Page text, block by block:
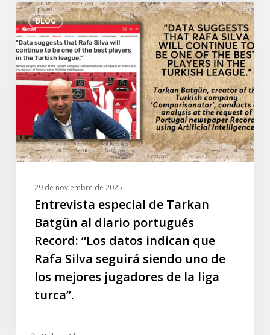
BLOG
Entrevista
especial
de
Tarkan
Batgün
al
portugués
Record:
“Los
datos
seguirá
siendo
29 de noviembre de 2025
Entrevista especial de Tarkan
Batgün al diario portugués
Record: “Los datos indican que
Rafa Silva seguirá siendo uno de
los mejores jugadores de la liga
turca”.